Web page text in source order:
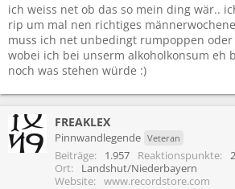
ich weiss net ob das so mein ding wär..
rip um mal nen richtiges
muss ich net unbedingt rumpoppen oder
wobei ich bei unserm alkoholkonsum eh
noch was stehen würde :)
FREAKLEX
Pinnwandlegende Veteran
Beiträge 1.957 Reaktionspunkte
Ort
Landshut/Niederbayern
Website
www.recordstore.com